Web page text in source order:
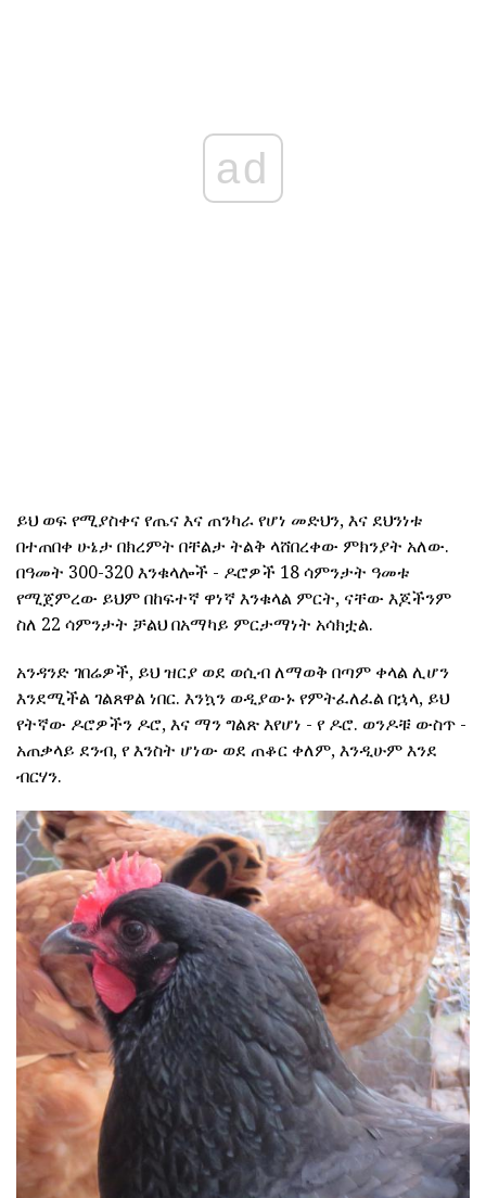
ad
ይህ ወፍ የሚያስቀና የጤና እና ጠንካራ የሆነ መድህን, እና ደህንነቱ
በተጠበቀ ሁኔታ በክረምት በቸልታ ትልቅ ላሸበረቀው ምክንያት አለው.
በዓመት 300-320 እንቁላሎች - ዶሮዎች 18 ሳምንታት ዓመቱ
የሚጀምረው ይህም በከፍተኛ ዋነኛ እንቁላል ምርት, ናቸው እጆችንም
ስለ 22 ሳምንታት ቻልህ በአማካይ ምርታማነት አሳክቷል.
አንዳንድ ገበሬዎች, ይህ ዝርያ ወደ ወሲብ ለማወቅ በጣም ቀላል ሊሆን
እንደሚችል ገልጸዋል ነበር. እንኳን ወዲያውኑ የምትፈለፈል በኋላ, ይህ
የትኛው ዶሮዎችን ዶሮ, እና ማን ግልጽ እየሆነ - የ ዶሮ. ወንዶቹ ውስጥ -
አጠቃላይ ደንብ, የ እንስት ሆነው ወደ ጠቆር ቀለም, እንዲሁም እንደ
ብርሃን.